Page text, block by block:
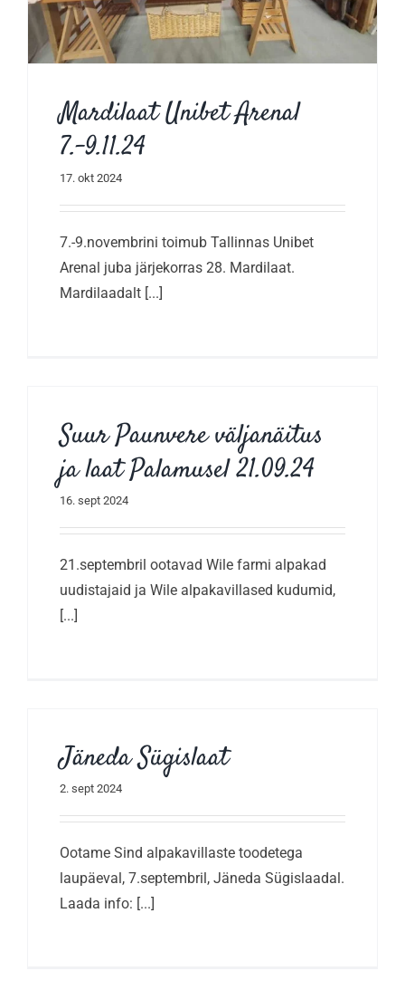
Mardilaat Unibet Arenal
7.-9.11.24
17. okt 2024
7.-9.novembrini toimub Tallinnas Unibet
Arenal juba järjekorras 28. Mardilaat.
Mardilaadalt [...]
Suur Paunvere väljanäitus
ja laat Palamusel 21.09.24
16. sept 2024
21.septembril ootavad Wile farmi alpakad
uudistajaid ja Wile alpakavillased kudumid,
[...]
Jäneda Sügislaat
2. sept 2024
Ootame Sind alpakavillaste toodetega
laupäeval, 7.septembril, Jäneda Sügislaadal.
Laada info: [...]